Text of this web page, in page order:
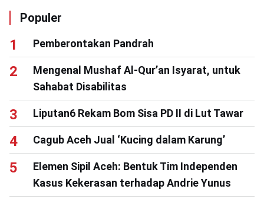
Populer
Pemberontakan Pandrah
Mengenal Mushaf Al-Qur’an Isyarat, untuk
Sahabat Disabilitas
Liputan6 Rekam Bom Sisa PD II di Lut Tawar
Cagub Aceh Jual ‘Kucing dalam Karung’
Elemen Sipil Aceh: Bentuk Tim Independen
Kasus Kekerasan terhadap Andrie Yunus